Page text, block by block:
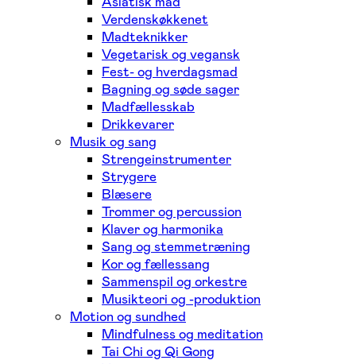
Verdenskøkkenet
Madteknikker
Vegetarisk og vegansk
Fest- og hverdagsmad
Bagning og søde sager
Madfællesskab
Drikkevarer
Musik og sang
Strengeinstrumenter
Strygere
Blæsere
Trommer og percussion
Klaver og harmonika
Sang og stemmetræning
Kor og fællessang
Sammenspil og orkestre
Musikteori og -produktion
Motion og sundhed
Mindfulness og meditation
Tai Chi og Qi Gong